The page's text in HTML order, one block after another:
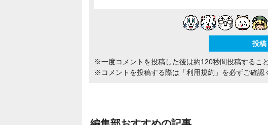
※一度コメントを投稿した後は約120秒間投稿するこ
※コメントを投稿する際は 「利用規約」 を必ずご確認